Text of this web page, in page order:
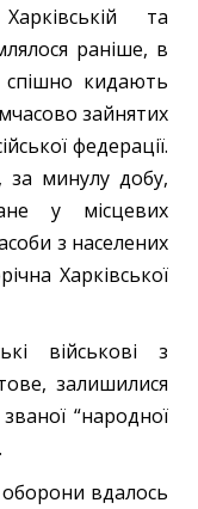
та
раніше, в
спішно кидають
зайнятих
федерації.
за минулу добу,
у місцевих
з населених
Харківської
військові з
залишилися
“народної
вдалось